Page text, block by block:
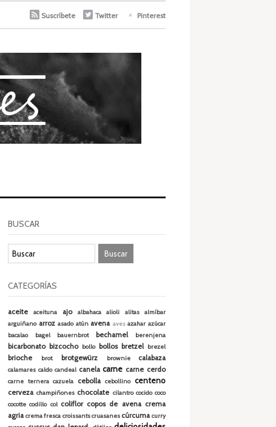
Suscríbete Twitter Pinterest
BUSCAR
CATEGORÍAS
aceite aceituna ajo albahaca alioli alitas
almíbar
arguiñano arroz asado atún avena aves azahar azúcar
bacalao
bagel bauernbrot bechamel berenjena
bicarbonato bizcocho bollo bollos bretzel brezel
brioche brot. brotgewürz brownie calabaza
calamares caldo candeal canela carne carne cerdo
carne ternera cazuela cebolla cebollino centeno
cerveza champiñones chocolate cilantro cocido coco
cocotte codillo col coliflor copos de avena crema
agria crema fresca croissantscruasanes cúrcuma curry